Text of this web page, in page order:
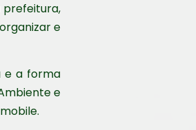
e
e a forma
e